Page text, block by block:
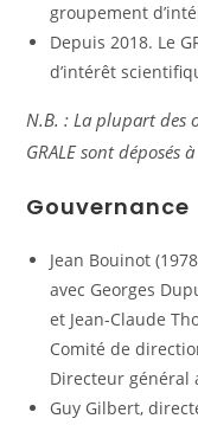
groupement
Depuis 2018. Le
d’intérêt
N.B. : La plupart des
GRALE sont déposés
Gouvernance
Jean Bouinot
avec Georges
et Jean-Claude
Comité de
Directeur général
Guy Gilbert,